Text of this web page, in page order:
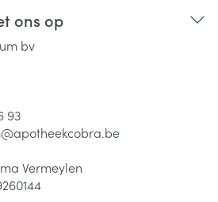
ons op
bv
93
apotheekcobra.be
Vermeylen